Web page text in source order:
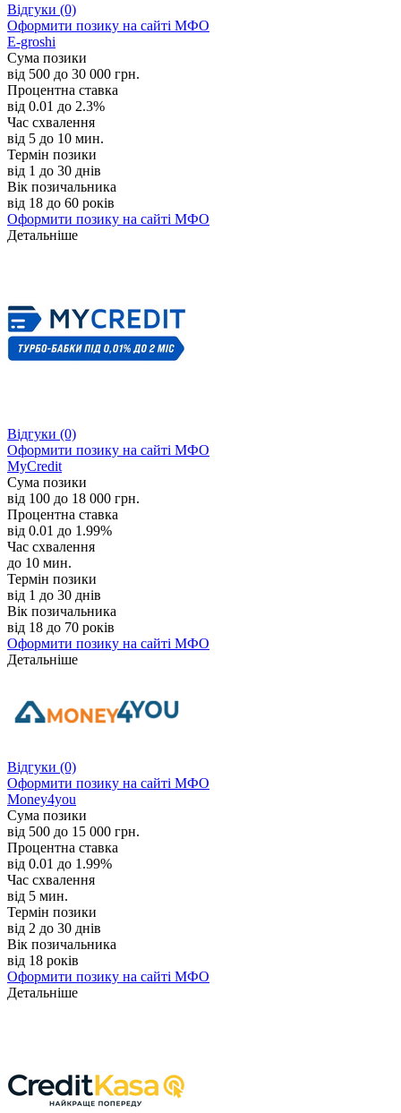
Відгуки (0)
Оформити позику на сайті МФО
E-groshi
Сума позики
від 500 до 30 000 грн.
Процентна ставка
від 0.01 до 2.3%
Час схвалення
від 5 до 10 мин.
Термін позики
від 1 до 30 днів
Вік позичальника
від 18 до 60 років
Оформити позику на сайті МФО
Детальніше
Відгуки (0)
Оформити позику на сайті МФО
MyCredit
Сума позики
від 100 до 18 000 грн.
Процентна ставка
від 0.01 до 1.99%
Час схвалення
до 10 мин.
Термін позики
від 1 до 30 днів
Вік позичальника
від 18 до 70 років
Оформити позику на сайті МФО
Детальніше
Відгуки (0)
Оформити позику на сайті МФО
Money4you
Сума позики
від 500 до 15 000 грн.
Процентна ставка
від 0.01 до 1.99%
Час схвалення
від 5 мин.
Термін позики
від 2 до 30 днів
Вік позичальника
від 18 років
Оформити позику на сайті МФО
Детальніше